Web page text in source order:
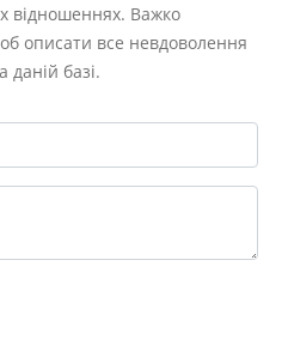
відношеннях. Важко
описати все невдоволення
даній базі.